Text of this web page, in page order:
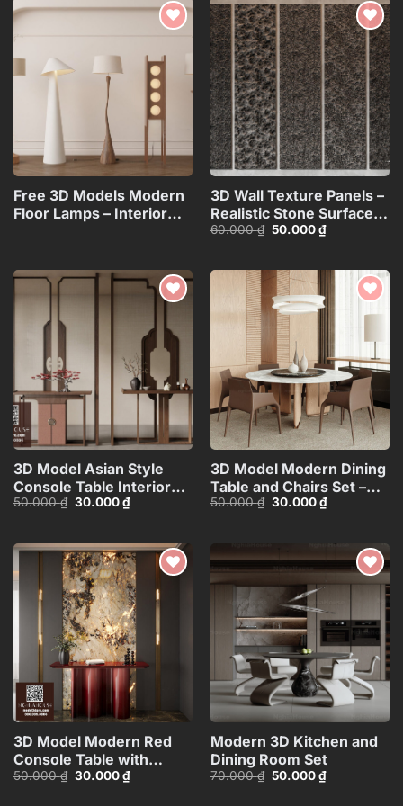
wishlist
Free 3D Models Modern
Floor Lamps – Interior
Add to
wishlist
3D Wall Texture Panels –
Realistic Stone Surface
Model_15599058
60.000₫ Giá
50.000₫Giá
hiện
50.000 ₫.
wishlist
3D Model Asian Style
Console Table Interior
with Decorative
50.000₫ Giá
30.000₫Giá
hiện
30.000 ₫.
Add to
3D Model Modern Dining
Table and Chairs Set –
3ds Max_104552461
50.000₫ Giá
30.000₫Giá
hiện
30.000 ₫.
Add to
wishlist
3D Model Modern Red
Console Table with
Marble Wall
50.000₫ Giá
30.000₫Giá
hiện
Add to
Modern 3D Kitchen and
Dining Room Set
70.000₫ Giá
50.000₫Giá
hiện